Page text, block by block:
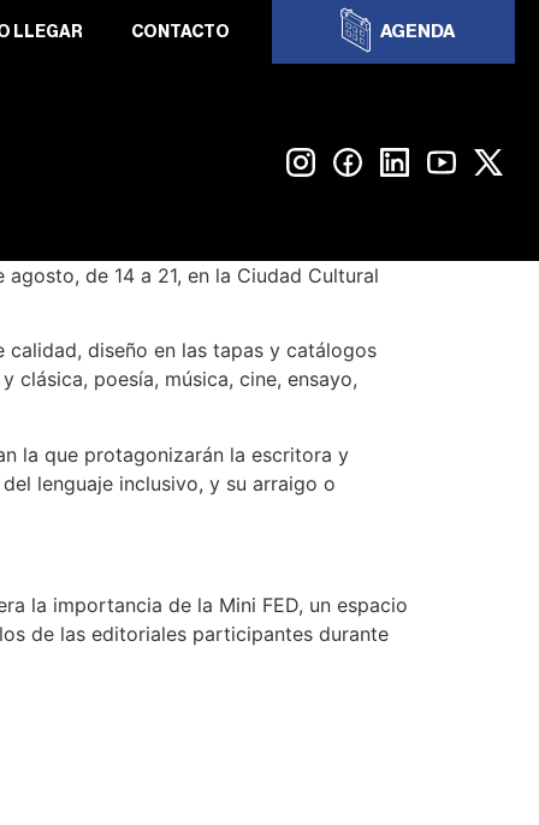
LLEGAR CONTACTO AGENDA
de 14 a 21, en la Ciudad Cultural
diseño en las tapas y catálogos
clásica, poesía, música, cine, ensayo,
la que protagonizarán la escritora y
lenguaje inclusivo, y su arraigo o
la importancia de la Mini FED, un espacio
de las editoriales participantes durante